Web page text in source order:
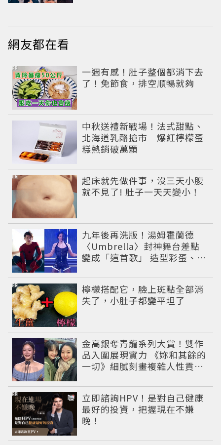
網友都在看
一週有感！肚子整個都消下去
了！免節食，排空順暢就夠
PR
中秋送禮新戰場！法式甜點、
北海道乳酪搶市 爆紅檸檬蛋
糕熱銷破萬顆
起床就先做件事，沒三天小腹
就不見了! 肚子一天天變小！
PR
九年後再洗版！湯姆霍蘭德
〈Umbrella〉封神舞台差點
變成「這首歌」 造型彩蛋、暖
檸檬搭配它，臉上斑點全部消
失了，小肚子都變平坦了
PR
金高銀奪青龍系列大賞！雙作
品入圍展現實力 《妳和其餘的
一切》細膩刻畫複雜人性貢獻
立即諮詢HPV！是對自己健康
最好的投資，把握現在不嫌
晚！
PR